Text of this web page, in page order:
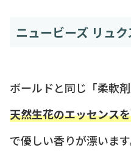
ニュービーズ リュ
ボールドと同じ「柔軟
天然生花のエッセンス
で優しい香りが漂います